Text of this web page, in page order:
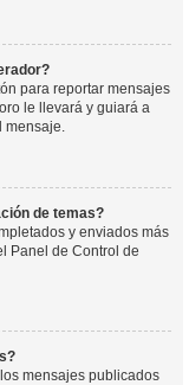
para reportar mensajes
le llevará y guiará a
mensaje.
de temas?
y enviados más
Panel de Control de
mensajes publicados